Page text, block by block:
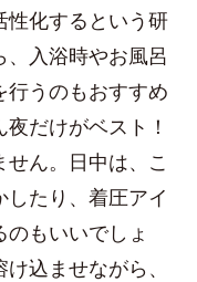
性化するという研
入浴時やお風呂
行うのもおすすめ
だけがベスト！
せん。日中は、こ
したり、着圧アイ
もいいでしょ
込ませながら、